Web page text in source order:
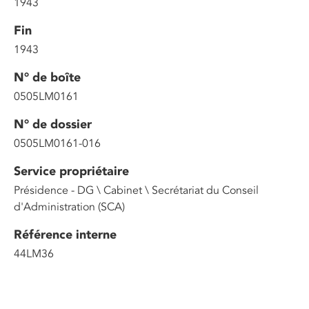
1943
Fin
1943
N° de boîte
0505LM0161
N° de dossier
0505LM0161-016
Service propriétaire
Présidence - DG \ Cabinet \ Secrétariat du Conseil
d'Administration (SCA)
Référence interne
44LM36